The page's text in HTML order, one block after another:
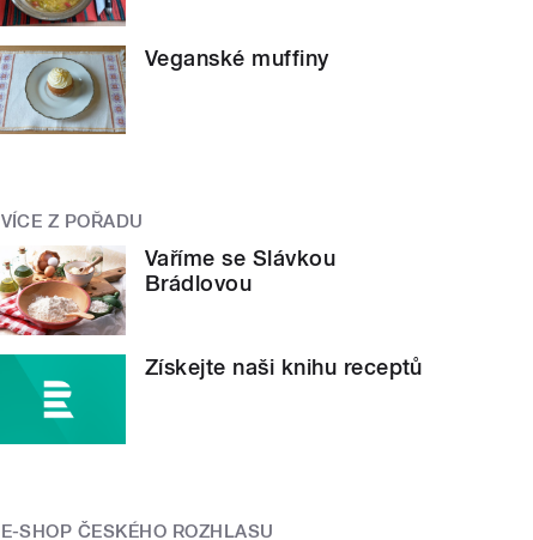
Veganské muffiny
VÍCE Z POŘADU
Vaříme se Slávkou
Brádlovou
Získejte naši knihu receptů
E-SHOP ČESKÉHO ROZHLASU